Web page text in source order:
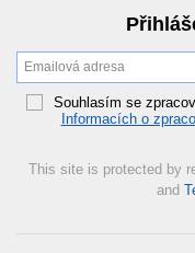
Souhlasím se
Informacích o
This site is protected by
and